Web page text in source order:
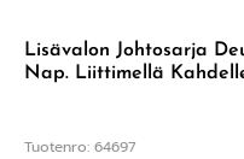
Lisävalon Johtosarja
Nap. Liittimellä
Tuotenro: 64697